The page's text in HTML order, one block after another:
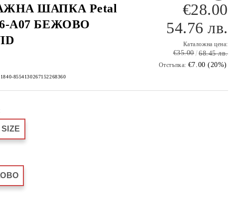
ШАПКА Petal
A07 БЕЖОВО
€28.00
54.76 лв.
Каталожна цена:
€35.00 68.45 лв.
Отстъпка: €7.00 (20%)
8554130267152268360